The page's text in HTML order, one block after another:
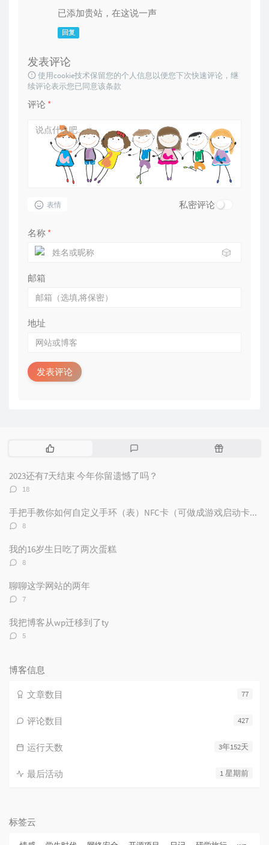
已添加贵站，在这说一声
回复
发表评论
使用cookie技术保留您的个人信息以便您下次快速评论，继
续评论表示您已同意该条款
评论 *
表情 私密评论
名称 *
🎲
邮箱
地址
发表评论
热
文
评
随
2023还有7天结束 今年你留遗憾了吗？
评
数：
18
手把手教你如何自定义手环（表）NFC卡（可做成游戏启动卡和电子名片）
评
数：
8
我的16岁生日吃了两次蛋糕
评
数：
8
聊聊这学网站的两年
评
数：
7
我把博客从wp迁移到了ty
评
5
博客信息
77
文章数目
427
评论数目
3年152天
运行天数
1 星期前
最后活动
标签云